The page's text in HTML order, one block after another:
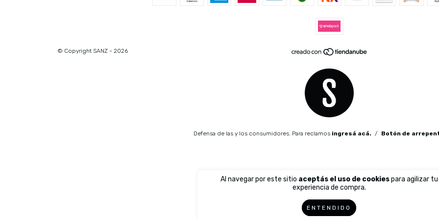
Al navegar por este sitio aceptás el uso de cookiespara agilizar tu
experiencia de compra.
ENTENDIDO
© Copyright SANZ - 2026
Defensa de las y los consumidores. Para reclamos ingresá acá. / Botón de